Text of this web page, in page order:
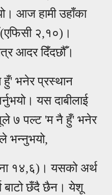
आज हामी उहाँका
२,१०)।
आदर दिँदछौँ।
भनेर प्रस्थान
यस दाबीलाई
७ पल्ट 'म नै हुँ' भनेर
भन्नुभयो,
१४,६)। यसको अर्थ
बाटो छँदै छैन। येशू